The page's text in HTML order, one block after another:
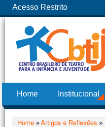
Acesso Restrito
Home Institucional
Home » Artigos e Reflexões »